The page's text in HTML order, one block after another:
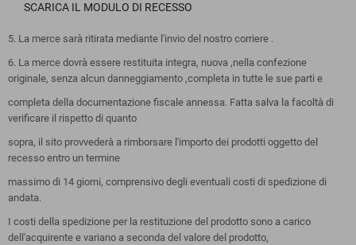
SCARICA IL MODULO DI RECESSO
5. La merce sarà ritirata mediante l'invio del nostro corriere .
6. La merce dovrà essere restituita integra, nuova ,nella confezione
originale, senza alcun danneggiamento ,completa in tutte le sue parti e
completa della documentazione fiscale annessa. Fatta salva la facoltà di
verificare il rispetto di quanto
sopra, il sito provvederà a rimborsare l'importo dei prodotti oggetto del
recesso entro un termine
massimo di 14 giorni, comprensivo degli eventuali costi di spedizione di
andata.
I costi della spedizione per la restituzione del prodotto sono a carico
dell'acquirente e variano a seconda del valore del prodotto,